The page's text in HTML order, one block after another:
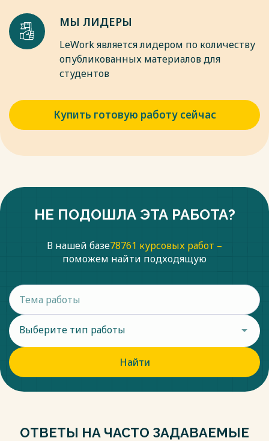
МЫ ЛИДЕРЫ
LeWork является лидером по количеству
опубликованных материалов для
студентов
Купить готовую работу сейчас
НЕ ПОДОШЛА ЭТА РАБОТА?
В нашей базе78761 курсовых работ –
поможем найти подходящую
Выберите тип работы
Найти
ОТВЕТЫ НА ЧАСТО ЗАДАВАЕМЫЕ